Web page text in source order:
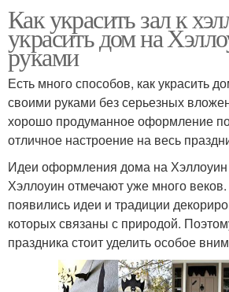
Как украсить зал к
украсить дом на
руками
Есть много способов, как украсить
своими руками без серьезных
хорошо продуманное оформление
отличное настроение на весь
Идеи оформления дома на Хэллоуин
Хэллоуин отмечают уже много веков.
появились идеи и традиции
которых связаны с природой.
праздника стоит уделить особое